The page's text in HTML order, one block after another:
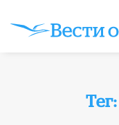
Тег: